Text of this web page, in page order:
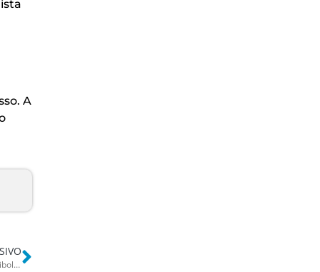
A
Follia a Gallipoli, 22enne barese picchiato da uno sconosciuto: mandibola rotta. L’aggressione finisce su TikTok